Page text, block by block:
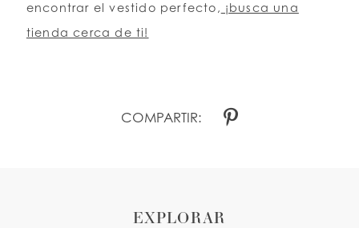
encontrar el vestido perfecto, ¡busca una
tienda cerca de ti!
COMPARTIR:
EXPLORAR